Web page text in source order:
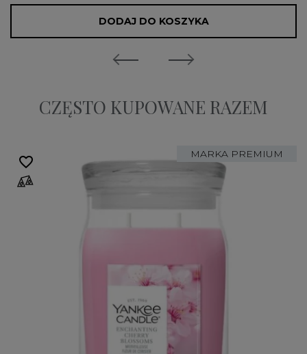
DODAJ DO KOSZYKA
CZĘSTO KUPOWANE RAZEM
MARKA PREMIUM
favorite_border